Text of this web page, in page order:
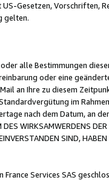
Gesetzen, Vorschriften,
gelten.
alle Bestimmungen
oder eine
an Ihre zu diesem
im
nach dem Datum, an
WIRKSAMWERDENS
SIND,
Services SAS